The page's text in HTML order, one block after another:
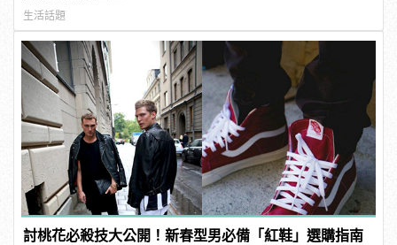
生活話題
討桃花必殺技大公開！新春型男必備「紅鞋」選購指南